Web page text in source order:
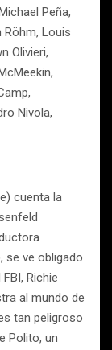
Peña,
Röhm, Louis
Olivieri,
Nivola,
cuenta la
se ve obligado
Richie
al mundo de
tan peligroso
Polito, un